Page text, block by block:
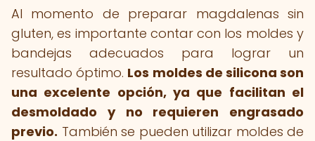
Al momento de preparar magdalenas sin
gluten, es importante contar con los moldes y
bandejas adecuados para lograr un
resultado óptimo. Los moldes de silicona son
una excelente opción, ya que facilitan el
desmoldado y no requieren engrasado
previo. También se pueden utilizar moldes de